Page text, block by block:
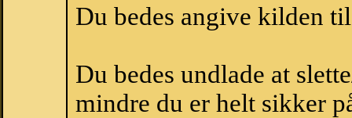
Du bedes angive kilden
Du bedes undlade at
mindre du er helt sikker